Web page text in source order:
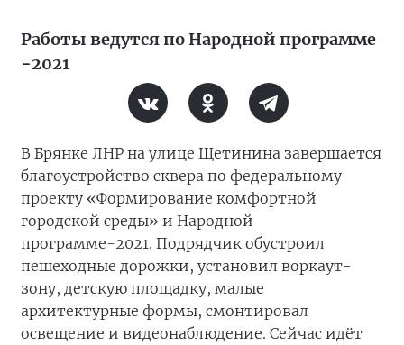
Работы ведутся по Народной программе
−2021
В Брянке ЛНР на улице Щетинина завершается
благоустройство сквера по федеральному
проекту «Формирование комфортной
городской среды» и Народной
программе-2021. Подрядчик обустроил
пешеходные дорожки, установил воркаут-
зону, детскую площадку, малые
архитектурные формы, смонтировал
освещение и видеонаблюдение. Сейчас идёт